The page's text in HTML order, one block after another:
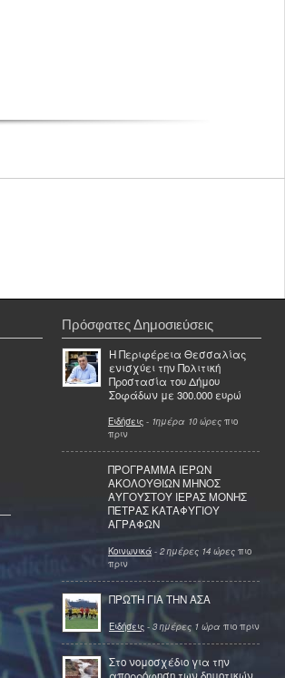
Πρόσφατες Δημοσιεύσεις
Η Περιφέρεια Θεσσαλίας
ενισχύει την Πολιτική
Προστασία του Δήμου
Σοφάδων με 300.000 ευρώ
Ειδήσεις - 1ημέρα 10 ώρες πιο
πριν
ΠΡΟΓΡΑΜΜΑ ΙΕΡΩΝ
ΑΚΟΛΟΥΘΙΩΝ ΜΗΝΟΣ
ΑΥΓΟΥΣΤΟΥ ΙΕΡΑΣ ΜΟΝΗΣ
ΠΕΤΡΑΣ ΚΑΤΑΦΥΓΙΟΥ
ΑΓΡΑΦΩΝ
Κοινωνικά - 2 ημέρες 14 ώρες πιο
πριν
ΠΡΩΤΗ ΓΙΑ ΤΗΝ ΑΣΑ
Ειδήσεις - 3 ημέρες 1 ώρα πιο πριν
Στο νομοσχέδιο για την
απορρόφηση των δημοτικών